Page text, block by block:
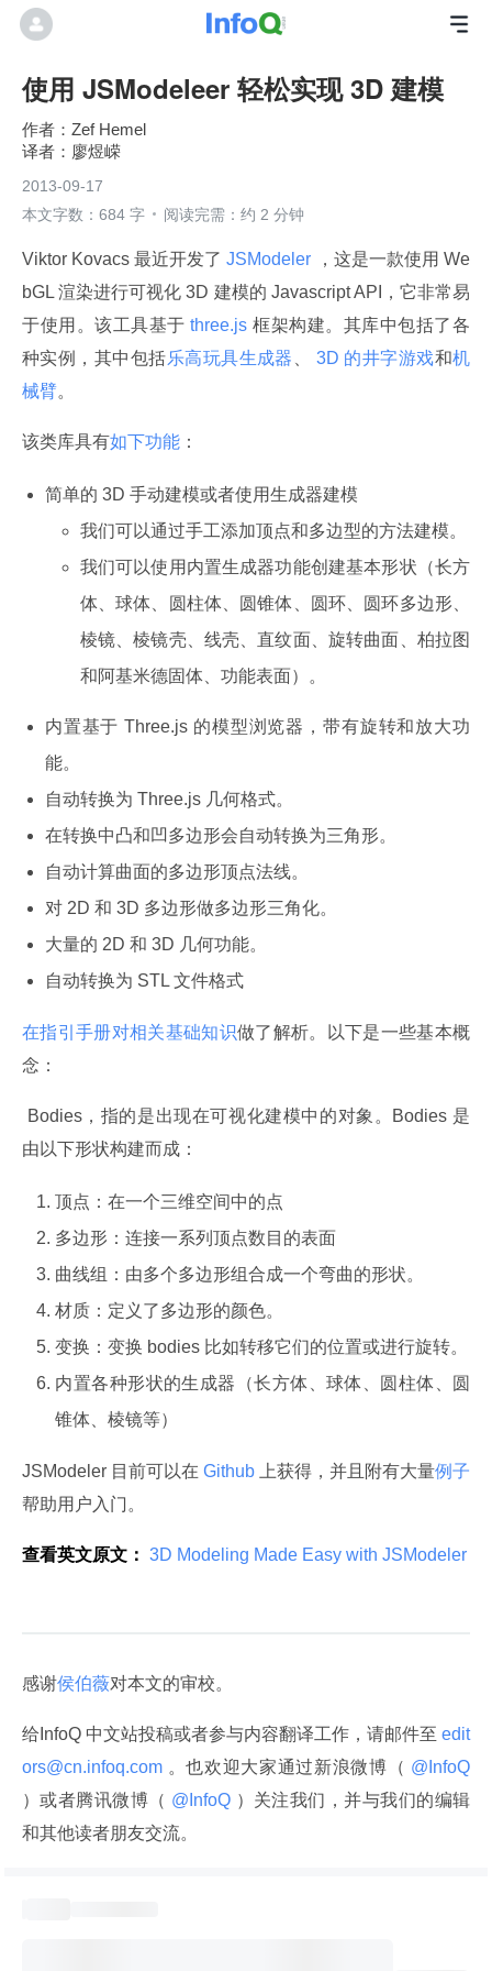
使用 JSModeleer 轻松实现 3D 建模
Zef Hemel
廖煜嵘
2013-09-17
本文字数：684 字
阅读完需：约 2 分钟
Viktor Kovacs 最近开发了 JSModeler
，这是一款使用 We
bGL 渲染进行可视化 3D 建模的 Javascript API，它非常易
于使用。该工具基于 three.js 框架构建。其库中包括了各
种实例，其中包括乐高玩具生成器 3D 的井字游戏和机
械臂。
该类库具有如下功能 ：
简单的 3D 手动建模或者使用生成器建模
我们可以通过手工添加顶点和多边型的方法建模。
我们可以使用内置生成器功能创建基本形状（长方
体、球体、圆柱体、圆锥体、圆环、圆环多边形、
棱镜、棱镜壳、线壳、直纹面、旋转曲面、柏拉图
和阿基米德固体、功能表面）。
内置基于 Three.js 的模型浏览器，带有旋转和放大功
能。
自动转换为 Three.js 几何格式。
在转换中凸和凹多边形会自动转换为三角形。
自动计算曲面的多边形顶点法线。
对 2D 和 3D 多边形做多边形三角化。
大量的 2D 和 3D 几何功能。
自动转换为 STL 文件格式
在指引手册对相关基础知识做了解析。以下是一些基本概
念：
由以下形状构建而成：
顶点：在一个三维空间中的点
多边形：连接一系列顶点数目的表面
曲线组：由多个多边形组合成一个弯曲的形状。
材质：定义了多边形的颜色。
变换：变换 bodies 比如转移它们的位置或进行旋转。
内置各种形状的生成器（长方体、球体、圆柱体、圆
锥体、棱镜等）
JSModeler 目前可以在 Github 上获得，并且附有大量例子
帮助用户入门。
查看英文原文：
感谢侯伯薇对本文的审校。
给InfoQ 中文站投稿或者参与内容翻译工作，请邮件至 edit
ors@cn.infoq.com 。也欢迎大家通过新浪微博（
）或者腾讯微博（ @InfoQ ）关注我们，并与我们的编辑
和其他读者朋友交流。